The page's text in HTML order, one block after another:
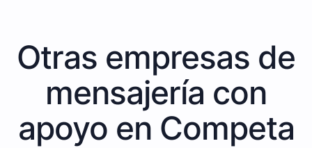
Otras empresas de
mensajería con
apoyo en Competa